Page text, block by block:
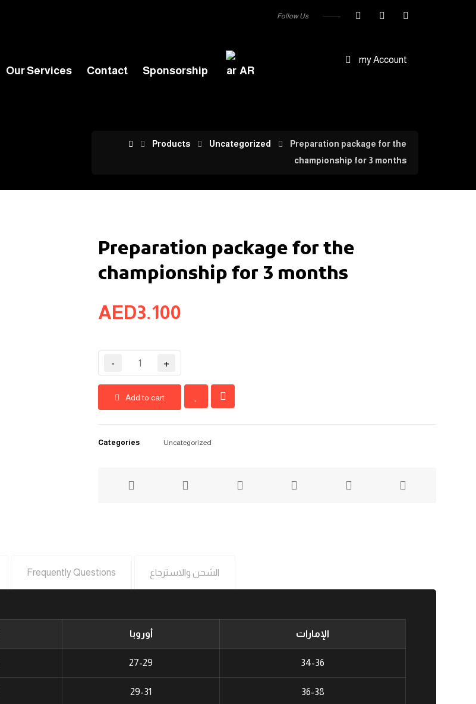
Follow Us
Our Services Contact Sponsorship AR
my Account
Products Uncategorized
Preparation package for the
championship for 3 months
Preparation package for the
championship for 3 months
AED3.100
- +
Add to cart
Categories Uncategorized
Frequently Questions الشحن والاسترجاع
أوروبا الإمارات
27-29 34-36
29-31 36-38